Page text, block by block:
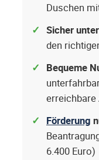
Duschen
Sicher
den
Bequeme
erreichbare
Förderung
6.400 Euro)